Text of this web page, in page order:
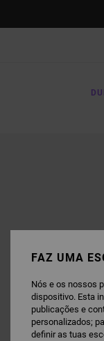
FAZ UMA
Nós e os nossos
dispositivo. Esta
publicações e
personalizados;
definir as tuas